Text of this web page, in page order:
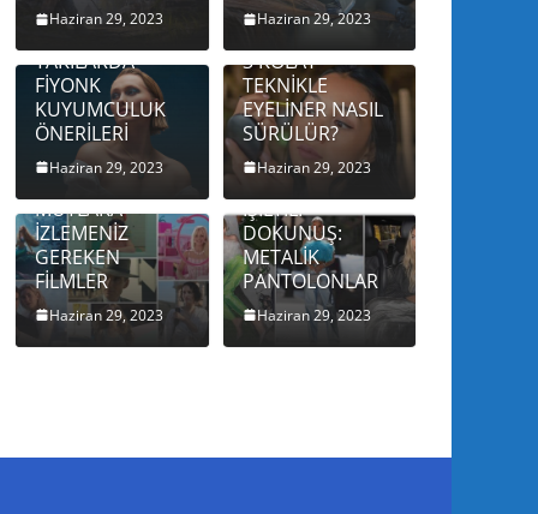
Haziran 29, 2023 Haziran 29, 2023
TAKILARDA
FİYONK
KUYUMCULUK
ÖNERİLERİ
Haziran 29, 2023
3 KOLAY
TEKNİKLE
EYELİNER NASIL
SÜRÜLÜR?
Haziran 29, 2023
MUTLAKA
İZLEMENİZ
GEREKEN
FİLMLER
Haziran 29, 2023
IŞILTILI
DOKUNUŞ:
METALİK
PANTOLONLAR
Haziran 29, 2023